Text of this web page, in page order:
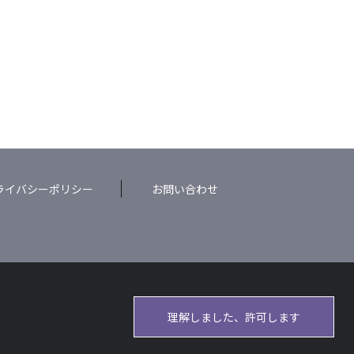
イバシーポリシー お問い合わせ
理解しました、許可します